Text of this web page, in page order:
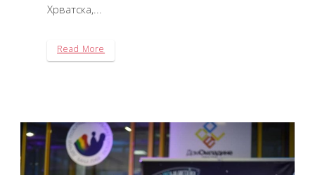
Хрватска,...
Read More